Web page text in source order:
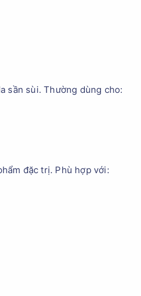
sần sùi. Thường dùng cho:
đặc trị. Phù hợp với: